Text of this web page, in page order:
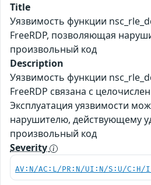
Title
Уязвимость функции
FreeRDP, позволяющая
произвольный код
Description
Уязвимость функции
FreeRDP связана с
Эксплуатация уязвимости
нарушителю, действующему
произвольный код
Severity
AV:N/AC:L/PR:N/UI:N/S:U/C:H/